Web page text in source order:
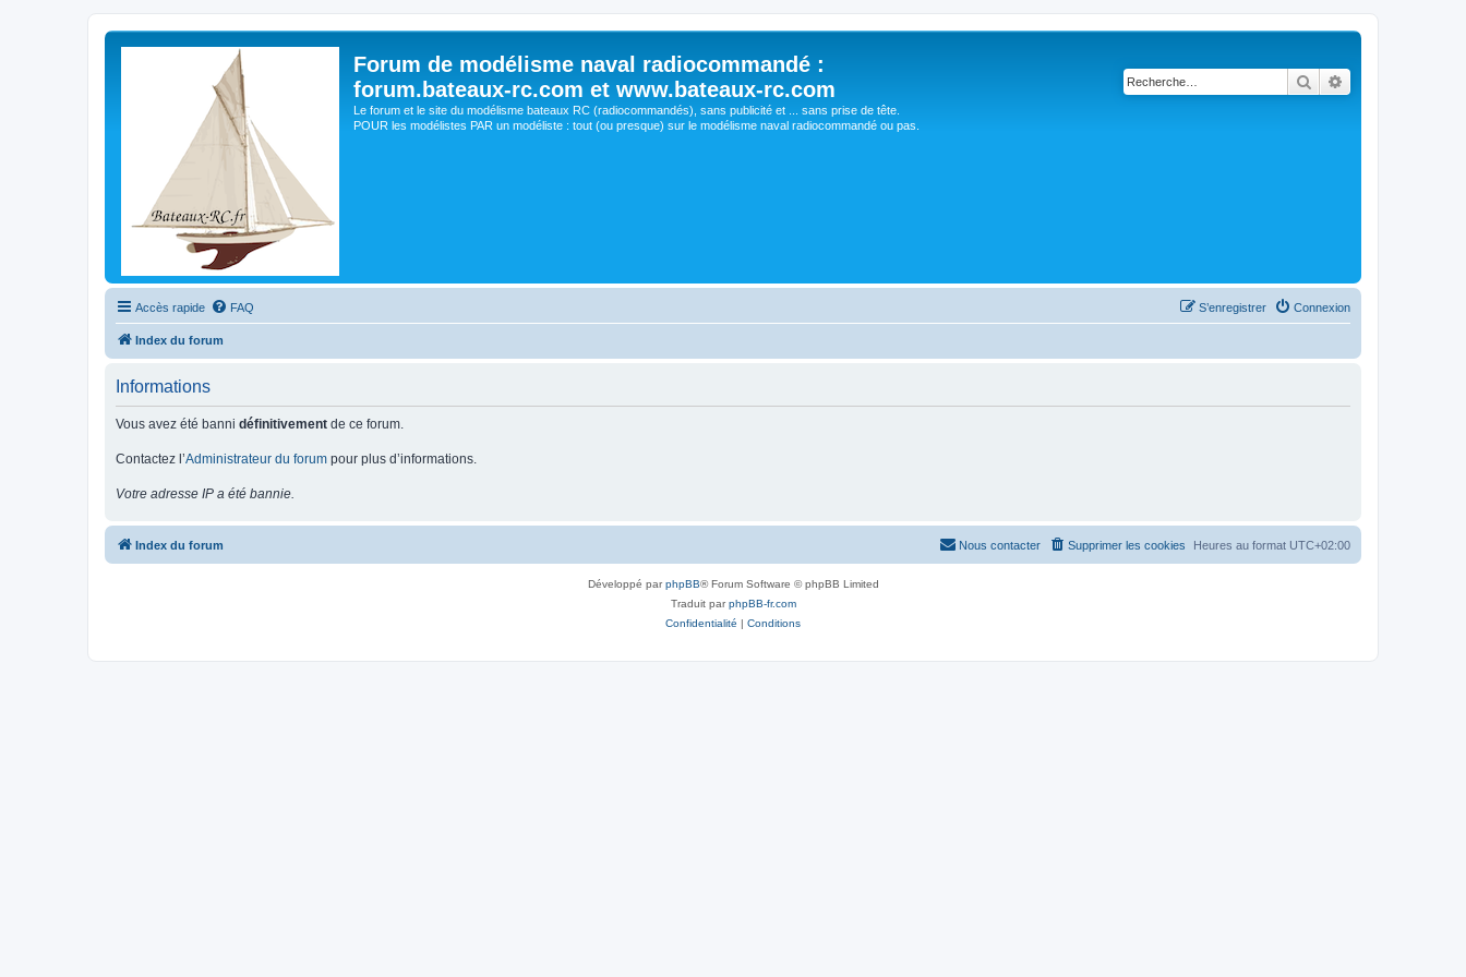
Forum de modélisme naval radiocommandé :
forum.bateaux-rc.com et www.bateaux-rc.com
Le forum et le site du modélisme bateaux RC (radiocommandés), sans publicité et ... sans prise de tête.
POUR les modélistes PAR un modéliste : tout (ou presque) sur le modélisme naval radiocommandé ou pas.
Rechercher
Accès rapide FAQ Connexion
S’enregistrer
Index du forum
Informations
Vous avez été banni définitivement de ce forum.
Contactez l’Administrateur du forum pour plus d’informations.
Votre adresse IP a été bannie.
Index du forum Heures au format UTC+02:00
Supprimer les cookies
Nous contacter
Développé parphpBB® Forum Software © phpBB Limited
Traduit parphpBB-fr.com
Confidentialité | Conditions